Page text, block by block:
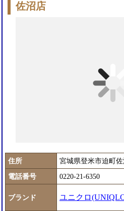
佐沼店
住所
宮城県登米市迫町
電話番号
0220-21-6350
ブランド ユニクロ